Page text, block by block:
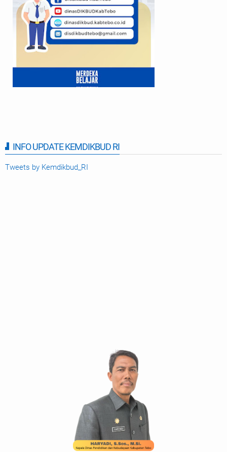
INFO UPDATE KEMDIKBUD RI
Tweets by Kemdikbud_RI